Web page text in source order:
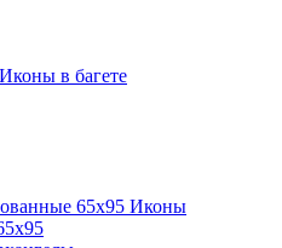
Иконы в багете
Иконы